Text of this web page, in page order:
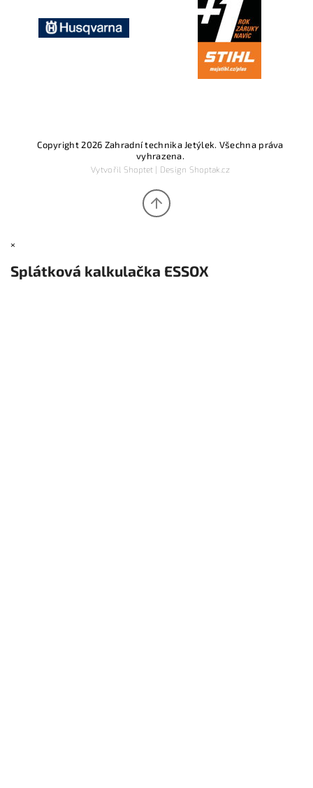
Copyright 2026 Zahradní technika Jetýlek. Všechna práva
vyhrazena.
Vytvořil Shoptet| Design Shoptak.cz
×
Splátková kalkulačka ESSOX